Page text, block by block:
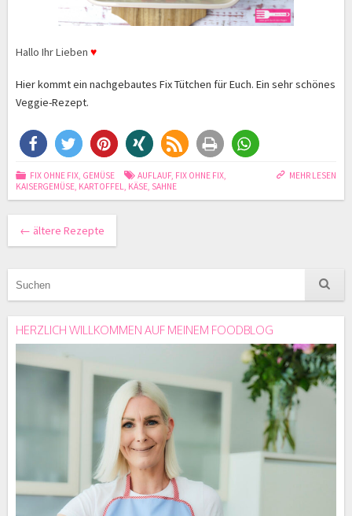
Hallo Ihr Lieben ♥
Hier kommt ein nachgebautes Fix Tütchen für Euch. Ein sehr schönes
Veggie-Rezept.
MEHR LESEN
FIX OHNE FIX, GEMÜSE AUFLAUF, FIX OHNE FIX,
KAISERGEMÜSE, KARTOFFEL, KÄSE, SAHNE
← ältere Rezepte
HERZLICH WILLKOMMEN AUF MEINEM FOODBLOG